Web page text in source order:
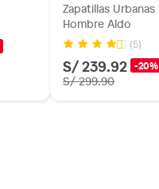
Zapatillas Urbanas
Hombre Aldo
(5)
S/ 239.92 -20%
S/ 299.90